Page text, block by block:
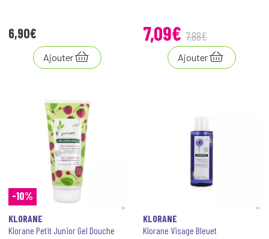
6,90€
Ajouter
7,09€ 7,88€
Ajouter
-10%
KLORANE
Klorane Petit Junior Gel Douche
KLORANE
Klorane Visage Bleuet